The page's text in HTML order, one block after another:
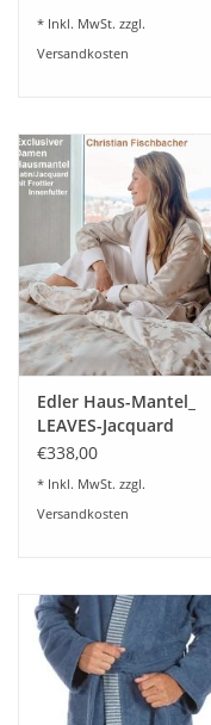
* Inkl. MwSt. zzgl.
Versandkosten
Edler Haus-Mantel_
LEAVES-Jacquard
gewebt und Frottier
€338,00
* Inkl. MwSt. zzgl.
Versandkosten